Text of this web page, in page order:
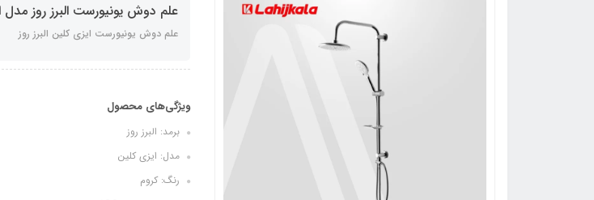
علم دوش یونیورست البرز روز
علم دوش یونیورست ایزی کلین البرز روز
ویژگی‌های محصول
برمد: البرز روز
مدل: ایزی کلین
رنگ: کروم